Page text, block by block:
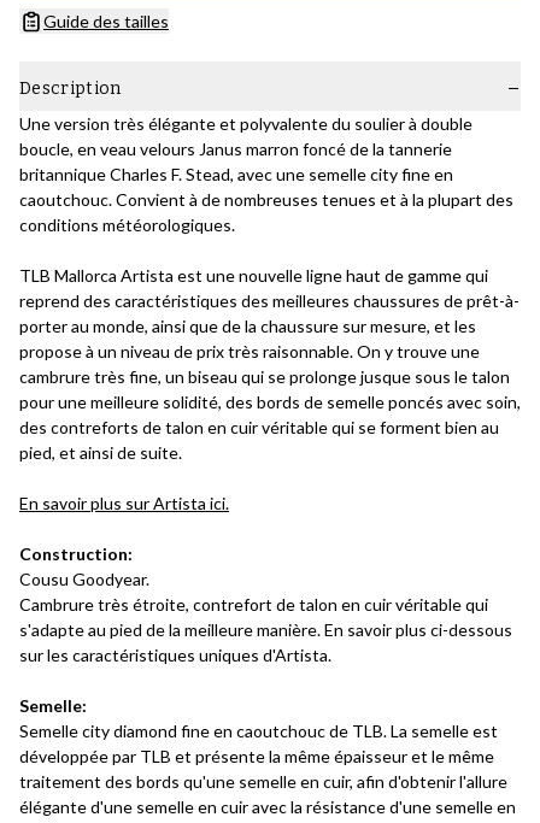
Guide des tailles
Description
Une version très élégante et polyvalente du soulier à double
boucle, en veau velours Janus marron foncé de la tannerie
britannique Charles F. Stead, avec une semelle city fine en
caoutchouc. Convient à de nombreuses tenues et à la plupart des
conditions météorologiques.
TLB Mallorca Artista est une nouvelle ligne haut de gamme qui
reprend des caractéristiques des meilleures chaussures de prêt-à-
porter au monde, ainsi que de la chaussure sur mesure, et les
propose à un niveau de prix très raisonnable. On y trouve une
cambrure très fine, un biseau qui se prolonge jusque sous le talon
pour une meilleure solidité, des bords de semelle poncés avec soin,
des contreforts de talon en cuir véritable qui se forment bien au
pied, et ainsi de suite.
En savoir plus sur Artista ici.
Construction:
Cousu Goodyear.
Cambrure très étroite, contrefort de talon en cuir véritable qui
s'adapte au pied de la meilleure manière. En savoir plus ci-dessous
sur les caractéristiques uniques d'Artista.
Semelle:
Semelle city diamond fine en caoutchouc de TLB. La semelle est
développée par TLB et présente la même épaisseur et le même
traitement des bords qu'une semelle en cuir, afin d'obtenir l'allure
élégante d'une semelle en cuir avec la résistance d'une semelle en